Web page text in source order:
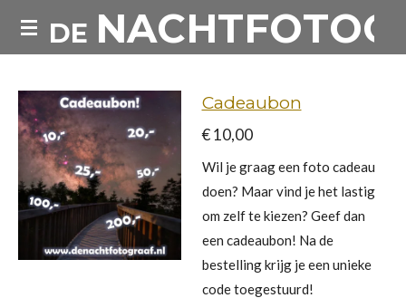
Ga
de
hoofdinhoud
DE
Cadeaubon
€ 10,00
Wil je graag een foto cadeau
doen? Maar vind je het lastig
om zelf te kiezen? Geef dan
een cadeaubon! Na de
bestelling krijg je een unieke
code toegestuurd!